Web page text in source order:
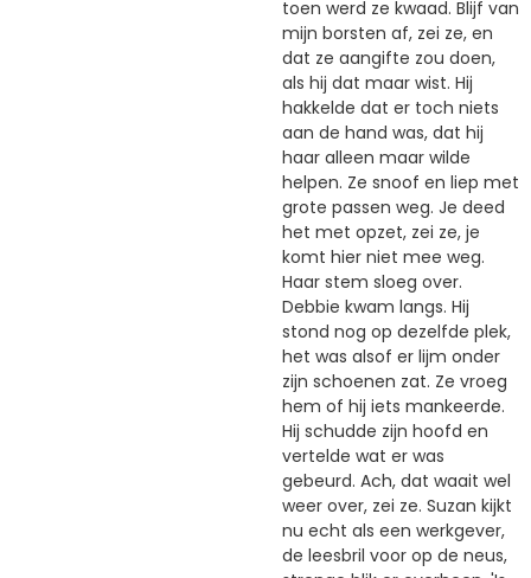
toen werd ze kwaad. Blijf van
mijn borsten af, zei ze, en
dat ze aangifte zou doen,
als hij dat maar wist. Hij
hakkelde dat er toch niets
aan de hand was, dat hij
haar alleen maar wilde
helpen. Ze snoof en liep met
grote passen weg. Je deed
het met opzet, zei ze, je
komt hier niet mee weg.
Haar stem sloeg over.
Debbie kwam langs. Hij
stond nog op dezelfde plek,
het was alsof er lijm onder
zijn schoenen zat. Ze vroeg
hem of hij iets mankeerde.
Hij schudde zijn hoofd en
vertelde wat er was
gebeurd. Ach, dat waait wel
weer over, zei ze. Suzan kijkt
nu echt als een werkgever,
de leesbril voor op de neus,